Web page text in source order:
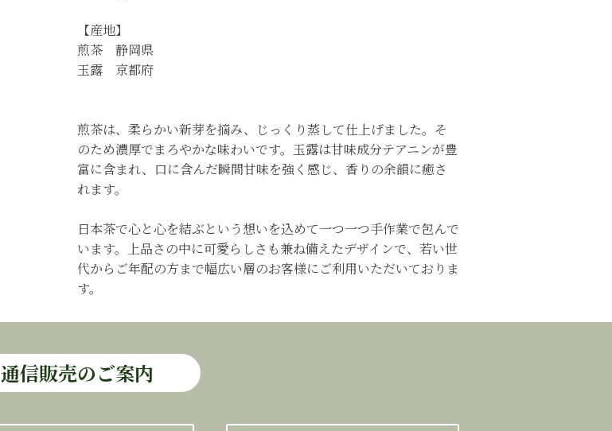
【産地】
煎茶 静岡県
玉露 京都府
煎茶は、柔らかい新芽を摘み、じっくり蒸して仕上げました。そ
のため濃厚でまろやかな味わいです。玉露は甘味成分テアニンが豊
富に含まれ、口に含んだ瞬間甘味を強く感じ、香りの余韻に癒さ
れます。
日本茶で心と心を結ぶという想いを込めて一つ一つ手作業で包んで
います。上品さの中に可愛らしさも兼ね備えたデザインで、若い世
代からご年配の方まで幅広い層のお客様にご利用いただいておりま
す。
通信販売のご案内